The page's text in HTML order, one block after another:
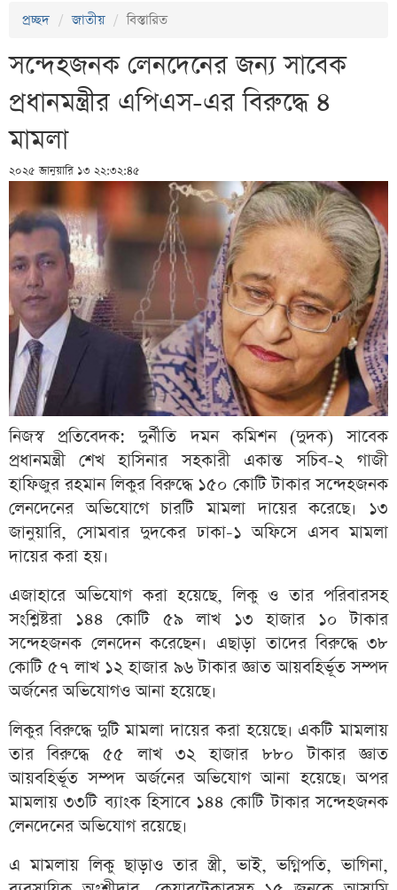
প্রচ্ছদ জাতীয় বিস্তারিত
সন্দেহজনক লেনদেনের জন্য সাবেক
প্রধানমন্ত্রীর এপিএস-এর বিরুদ্ধে ৪
মামলা
২০২৫ জানুয়ারি ১৩ ২২:৩২:৪৫
নিজস্ব প্রতিবেদক: দুর্নীতি দমন কমিশন (দুদক) সাবেক
প্রধানমন্ত্রী শেখ হাসিনার সহকারী একান্ত সচিব-২ গাজী
হাফিজুর রহমান লিকুর বিরুদ্ধে ১৫০ কোটি টাকার সন্দেহজনক
লেনদেনের অভিযোগে চারটি মামলা দায়ের করেছে। ১৩
জানুয়ারি, সোমবার দুদকের ঢাকা-১ অফিসে এসব মামলা
দায়ের করা হয়।
এজাহারে অভিযোগ করা হয়েছে, লিকু ও তার পরিবারসহ
সংশ্লিষ্টরা ১৪৪ কোটি ৫৯ লাখ ১৩ হাজার ১০ টাকার
সন্দেহজনক লেনদেন করেছেন। এছাড়া তাদের বিরুদ্ধে ৩৮
কোটি ৫৭ লাখ ১২ হাজার ৯৬ টাকার জ্ঞাত আয়বহির্ভূত সম্পদ
অর্জনের অভিযোগও আনা হয়েছে।
লিকুর বিরুদ্ধে দুটি মামলা দায়ের করা হয়েছে। একটি মামলায়
তার বিরুদ্ধে ৫৫ লাখ ৩২ হাজার ৮৮০ টাকার জ্ঞাত
আয়বহির্ভূত সম্পদ অর্জনের অভিযোগ আনা হয়েছে। অপর
মামলায় ৩৩টি ব্যাংক হিসাবে ১৪৪ কোটি টাকার সন্দেহজনক
লেনদেনের অভিযোগ রয়েছে।
এ মামলায় লিকু ছাড়াও তার স্ত্রী, ভাই, ভগ্নিপতি, ভাগিনা,